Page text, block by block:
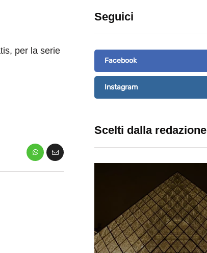
per la serie
Seguici
Facebook
Instagram
Scelti dalla redazione